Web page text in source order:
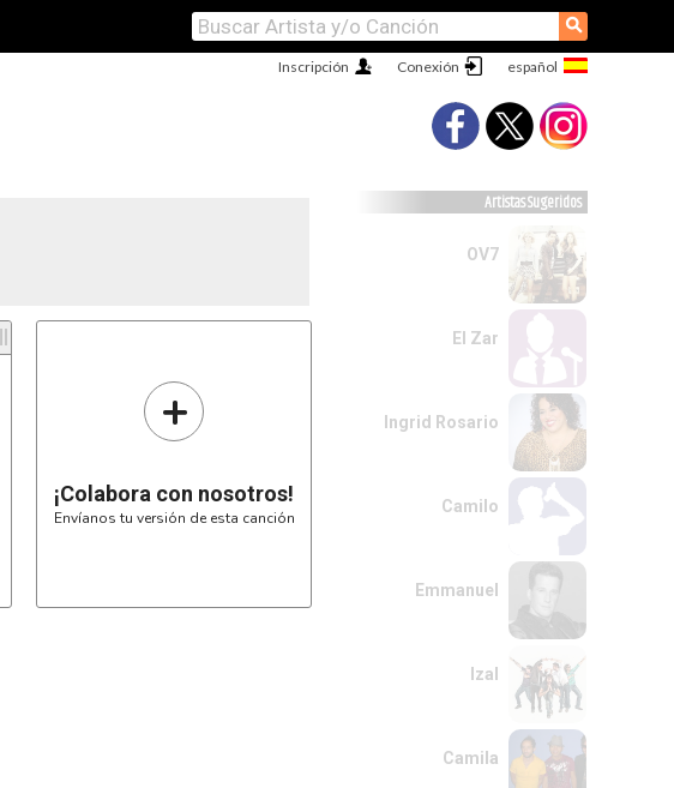
⚲
Conexión
Inscripción
+
¡Colabora con nosotros!
Envíanos tu versión de esta canción
Artistas Sugeridos
OV7
El Zar
Ingrid Rosario
Camilo
Emmanuel
Izal
Camila